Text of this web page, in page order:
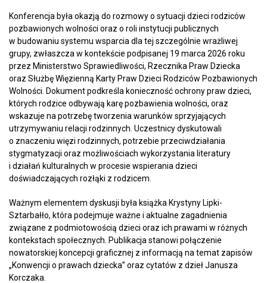
Konferencja była okazją do rozmowy o sytuacji dzieci rodziców
pozbawionych wolności oraz o roli instytucji publicznych
w budowaniu systemu wsparcia dla tej szczególnie wrażliwej
grupy, zwłaszcza w kontekście podpisanej 19 marca 2026 roku
przez Ministerstwo Sprawiedliwości, Rzecznika Praw Dziecka
oraz Służbę Więzienną Karty Praw Dzieci Rodziców Pozbawionych
Wolności. Dokument podkreśla konieczność ochrony praw dzieci,
których rodzice odbywają karę pozbawienia wolności, oraz
wskazuje na potrzebę tworzenia warunków sprzyjających
utrzymywaniu relacji rodzinnych. Uczestnicy dyskutowali
o znaczeniu więzi rodzinnych, potrzebie przeciwdziałania
stygmatyzacji oraz możliwościach wykorzystania literatury
i działań kulturalnych w procesie wspierania dzieci
doświadczających rozłąki z rodzicem.
Ważnym elementem dyskusji była książka Krystyny Lipki-
Sztarbałło, która podejmuje ważne i aktualne zagadnienia
związane z podmiotowością dzieci oraz ich prawami w różnych
kontekstach społecznych. Publikacja stanowi połączenie
nowatorskiej koncepcji graficznej z informacją na temat zapisów
„Konwencji o prawach dziecka” oraz cytatów z dzieł Janusza
Korczaka.